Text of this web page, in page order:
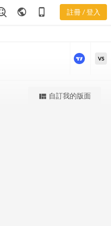
public phone_iphone 註冊 / 登入
SYN 股價K線
更強大的進階價量圖表
VS
view_quilt 自訂我的版面